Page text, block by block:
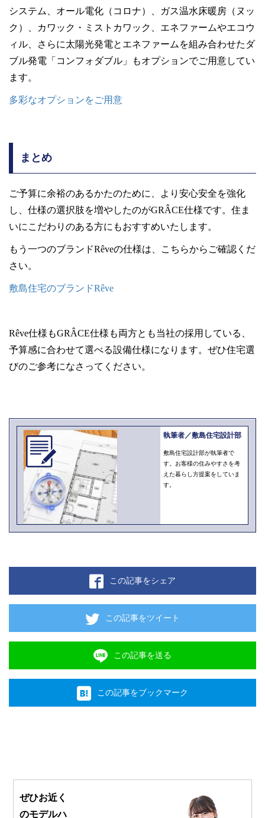
システム、オール電化（コロナ）、ガス温水床暖房（ヌッ
ク）、カワック・ミストカワック、エネファームやエコウ
ィル、さらに太陽光発電とエネファームを組み合わせたダ
ブル発電「コンフォダブル」もオプションでご用意してい
ます。
多彩なオプションをご用意
まとめ
ご予算に余裕のあるかたのために、より安心安全を強化
し、仕様の選択肢を増やしたのがGRÂCE仕様です。住ま
いにこだわりのある方にもおすすめいたします。
もう一つのブランドRêveの仕様は、こちらからご確認くだ
さい。
敷島住宅のブランドRêve
Rêve仕様もGRÂCE仕様も両方とも当社の採用している、
予算感に合わせて選べる設備仕様になります。ぜひ住宅選
びのご参考になさってください。
執筆者／敷島住宅設計部
敷島住宅設計部が執筆者で
す。お客様の住みやすさを考
えた暮らし方提案をしていま
す。
この記事をシェア
この記事をツイート
この記事を送る
この記事をブックマーク
ぜひお近く
のモデルハ